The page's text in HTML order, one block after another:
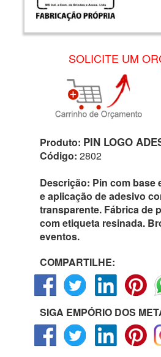
SOLICITE UM
Produto: PIN LOGO
Código: 2802
Descrição: Pin com base
e aplicação de adesivo
transparente. Fábrica de
com etiqueta resinada.
eventos.
COMPARTILHE:
SIGA EMPÓRIO DOS